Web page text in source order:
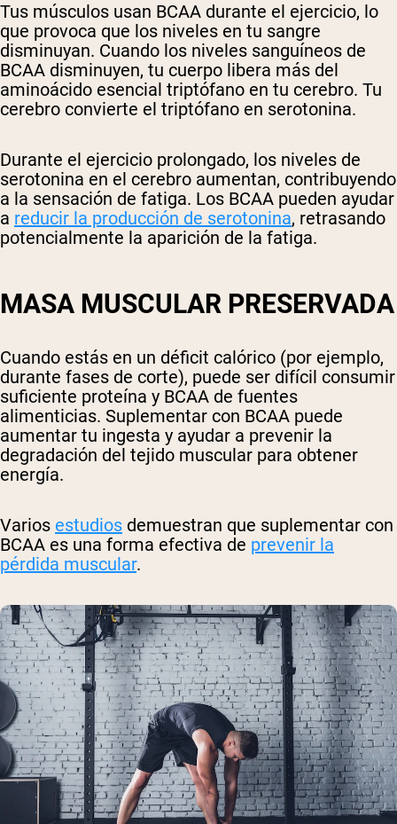
Tus músculos usan BCAA durante el ejercicio, lo
que provoca que los niveles en tu sangre
disminuyan. Cuando los niveles sanguíneos de
BCAA disminuyen, tu cuerpo libera más del
aminoácido esencial triptófano en tu cerebro. Tu
cerebro convierte el triptófano en serotonina.
Durante el ejercicio prolongado, los niveles de
serotonina en el cerebro aumentan, contribuyendo
a la sensación de fatiga. Los BCAA pueden ayudar
a reducir la producción de serotonina, retrasando
potencialmente la aparición de la fatiga.
MASA MUSCULAR PRESERVADA
Cuando estás en un déficit calórico (por ejemplo,
durante fases de corte), puede ser difícil consumir
suficiente proteína y BCAA de fuentes
alimenticias. Suplementar con BCAA puede
aumentar tu ingesta y ayudar a prevenir la
degradación del tejido muscular para obtener
energía.
Varios estudios demuestran que suplementar con
BCAA es una forma efectiva de prevenir la
pérdida muscular.
Comprar Ahora